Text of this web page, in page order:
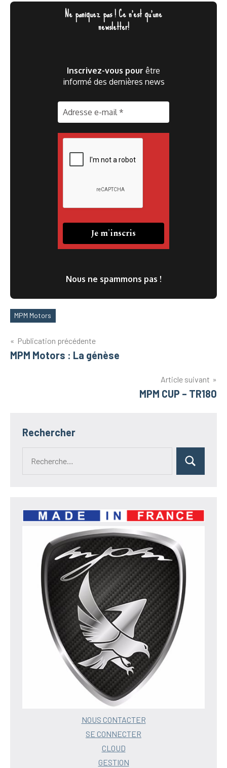
Ne paniquez pas ! Ce n'est qu'une
newsletter!
Inscrivez-vous pour être
informé des dernières news
Nous ne spammons pas !
Étiquettes
MPM Motors
Navigation
de
Publication précédente
MPM Motors : La génèse
Article suivant
MPM CUP – TR180
Rechercher
Rechercher
NOUS CONTACTER
SE CONNECTER
CLOUD
GESTION